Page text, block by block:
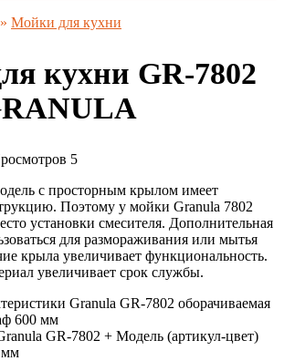
» Мойки для кухни
кухни GR-7802
5
с просторным крылом имеет
Поэтому у мойки Granula 7802
установки смесителя. Дополнительная
для размораживания или мытья
крыла увеличивает функциональность.
увеличивает срок службы.
Granula GR-7802 оборачиваемая
600 мм
GR-7802 + Модель (артикул-цвет)
мм